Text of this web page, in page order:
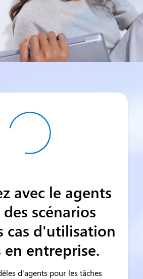
avec le agents
scénarios
cas d'utilisation
en entreprise.
d'agents pour les tâches